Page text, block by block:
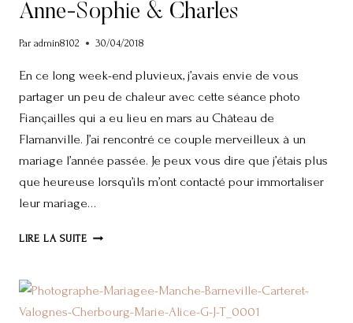
Anne-Sophie & Charles
Par admin8102 30/04/2018
En ce long week-end pluvieux, j’avais envie de vous
partager un peu de chaleur avec cette séance photo
Fiançailles qui a eu lieu en mars au Château de
Flamanville. J’ai rencontré ce couple merveilleux à un
mariage l’année passée. Je peux vous dire que j’étais plus
que heureuse lorsqu’ils m’ont contacté pour immortaliser
leur mariage…
LIRE LA SUITEANNE-
CHARLES